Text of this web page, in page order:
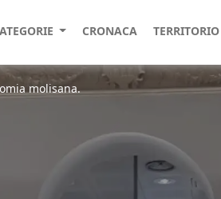
CRONACA TERRITORIO
molisana.